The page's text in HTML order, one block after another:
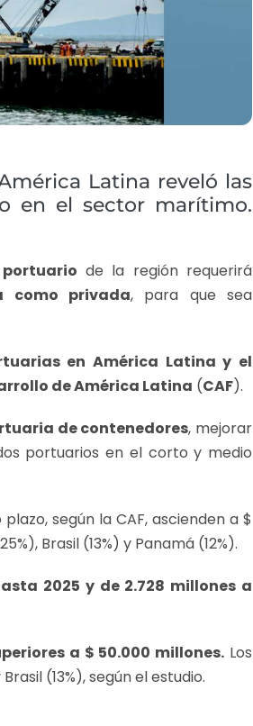
Latina reveló las
en el sector marítimo.
de la región requerirá
como privada, para que sea
en América Latina y el
de América Latina (CAF).
de contenedores, mejorar
portuarios en el corto y medio
según la CAF, ascienden a $
Brasil (13%) y Panamá (12%).
2025 y de 2.728 millones a
a $ 50.000 millones. Los
(13%), según el estudio.